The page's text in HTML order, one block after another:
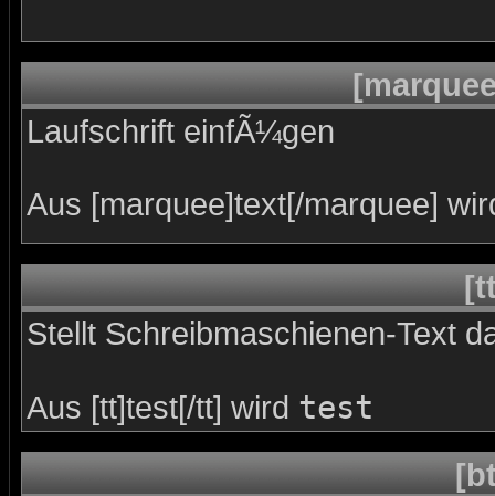
Laufschrift einfÃ¼gen
Aus [marquee]text[/marquee]
Stellt Schreibmaschienen-Text
Aus [tt]test[/tt] wird test